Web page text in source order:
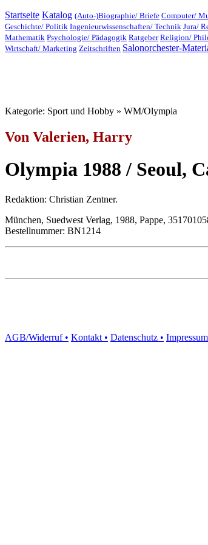
Startseite Katalog (Auto-)Biographie/ Briefe Computer/
Geschichte/ Politik Ingenieurwissenschaften/ Technik Jura/
Mathematik Psychologie/ Pädagogik Ratgeber Religion/
Wirtschaft/ Marketing Zeitschriften Salonorchester-
Kategorie: Sport und Hobby » WM/Olympia
Von Valerien, Harry
Olympia 1988 / Seoul,
Redaktion: Christian Zentner.
München, Suedwest Verlag, 1988, Pappe,
Bestellnummer: BN1214
AGB/Widerruf • Kontakt • Datenschutz • Impressum